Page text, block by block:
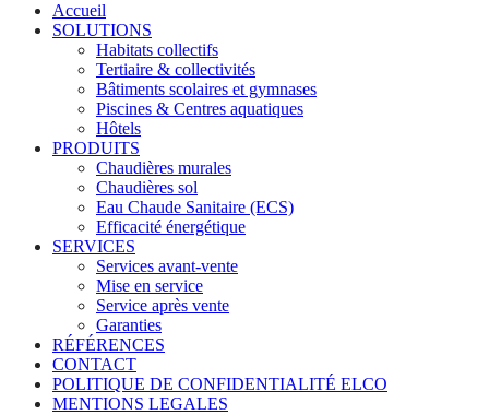
Accueil
SOLUTIONS
Habitats collectifs
Tertiaire & collectivités
Bâtiments scolaires et gymnases
Piscines & Centres aquatiques
Hôtels
PRODUITS
Chaudières murales
Chaudières sol
Eau Chaude Sanitaire (ECS)
Efficacité énergétique
SERVICES
Services avant-vente
Mise en service
Service après vente
Garanties
RÉFÉRENCES
CONTACT
POLITIQUE DE CONFIDENTIALITÉ ELCO
MENTIONS LEGALES